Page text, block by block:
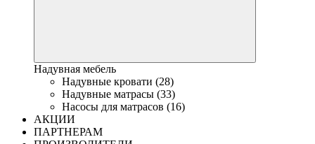
Надувная мебель
Надувные кровати (28)
Надувные матрасы (33)
Насосы для матрасов (16)
АКЦИИ
ПАРТНЕРАМ